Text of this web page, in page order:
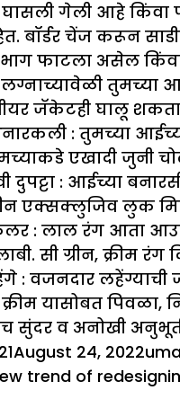
घासली गेली आहे
बॉर्डर चेंज करून
फाटला असेल
लग्नाच्यावेळी तुमच्या
जॅकेटही घालू
: तुमच्या
एखादी जुनी
दुपट्टा : आईच्या
एक्सक्लुजिव लुक
: लाल रंग आता
सी ग्रीन, क्रीम रंग
: वजनदार
यासोबत
व अनोखी
August 24, 2022
trend of